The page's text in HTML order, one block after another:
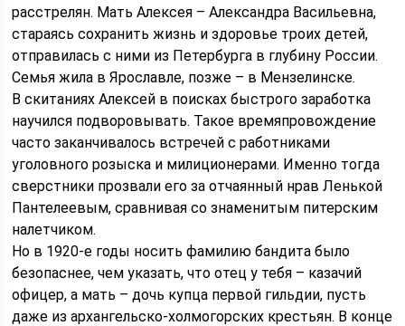
расстрелян. Мать Алексея – Александра Васильевна,
стараясь сохранить жизнь и здоровье троих детей,
отправилась с ними из Петербурга в глубину России.
Семья жила в Ярославле, позже – в Мензелинске.
В скитаниях Алексей в поисках быстрого заработка
научился подворовывать. Такое времяпровождение
часто заканчивалось встречей с работниками
уголовного розыска и милиционерами. Именно тогда
сверстники прозвали его за отчаянный нрав Ленькой
Пантелеевым, сравнивая со знаменитым питерским
налетчиком.
Но в 1920-е годы носить фамилию бандита было
безопаснее, чем указать, что отец у тебя – казачий
офицер, а мать – дочь купца первой гильдии, пусть
даже из архангельско-холмогорских крестьян. В конце